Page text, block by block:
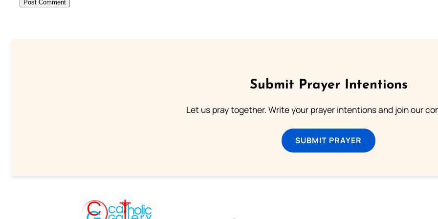
Submit Prayer Intentions
Let us pray together. Write your prayer intentions and join our
SUBMIT PRAYER